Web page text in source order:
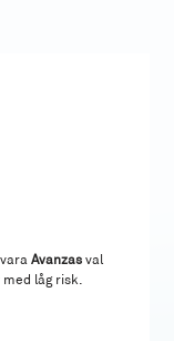
Avanzas val
låg risk.